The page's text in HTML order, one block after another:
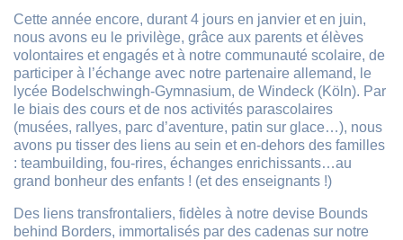
Cette année encore, durant 4 jours en janvier et en juin,
nous avons eu le privilège, grâce aux parents et élèves
volontaires et engagés et à notre communauté scolaire, de
participer à l’échange avec notre partenaire allemand, le
lycée Bodelschwingh-Gymnasium, de Windeck (Köln). Par
le biais des cours et de nos activités parascolaires
(musées, rallyes, parc d’aventure, patin sur glace…), nous
avons pu tisser des liens au sein et en-dehors des familles
: teambuilding, fou-rires, échanges enrichissants…au
grand bonheur des enfants ! (et des enseignants !)
Des liens transfrontaliers, fidèles à notre devise Bounds
behind Borders, immortalisés par des cadenas sur notre